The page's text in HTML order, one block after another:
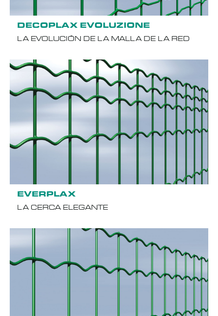
DECOPLAX EVOLUZIONE
LA EVOLUCIÓN DE LA MALLA DE LA RED
EVERPLAX
LA CERCA ELEGANTE